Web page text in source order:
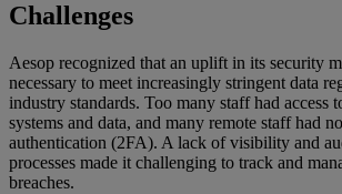
Challenges
Aesop recognized that an uplift in its security
necessary to meet increasingly stringent data
industry standards. Too many staff had access
systems and data, and many remote staff had
authentication (2FA). A lack of visibility and
processes made it challenging to track and
breaches.